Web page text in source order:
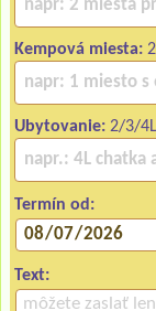
Kempová miesta:
Ubytovanie: 2/3/
Termín od:
Text: